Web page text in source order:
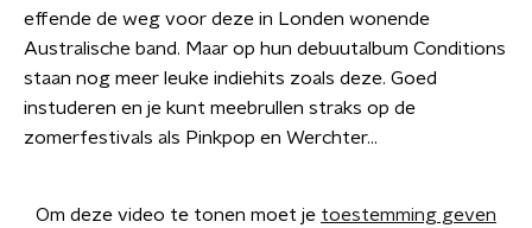
effende de weg voor deze in Londen wonende
Australische band. Maar op hun debuutalbum Conditions
staan nog meer leuke indiehits zoals deze. Goed
instuderen en je kunt meebrullen straks op de
zomerfestivals als Pinkpop en Werchter...
Om deze video te tonen moet je toestemming geven